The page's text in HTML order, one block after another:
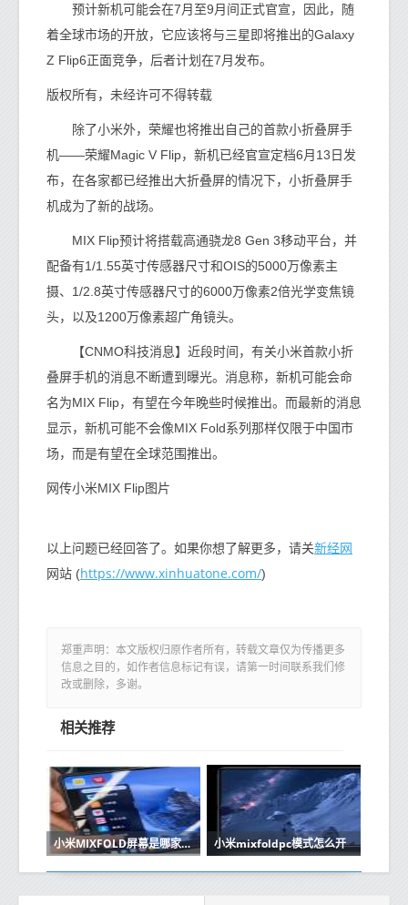
预计新机可能会在7月至9月间正式官宣，因此，随
着全球市场的开放，它应该将与三星即将推出的Galaxy
Z Flip6正面竞争，后者计划在7月发布。
版权所有，未经许可不得转载
除了小米外，荣耀也将推出自己的首款小折叠屏手
机——荣耀Magic V Flip，新机已经官宣定档6月13日发
布，在各家都已经推出大折叠屏的情况下，小折叠屏手
机成为了新的战场。
MIX Flip预计将搭载高通骁龙8 Gen 3移动平台，并
配备有1/1.55英寸传感器尺寸和OIS的5000万像素主
摄、1/2.8英寸传感器尺寸的6000万像素2倍光学变焦镜
头，以及1200万像素超广角镜头。
【CNMO科技消息】近段时间，有关小米首款小折
叠屏手机的消息不断遭到曝光。消息称，新机可能会命
名为MIX Flip，有望在今年晚些时候推出。而最新的消息
显示，新机可能不会像MIX Fold系列那样仅限于中国市
场，而是有望在全球范围推出。
网传小米MIX Flip图片
以上问题已经回答了。如果你想了解更多，请关新经网
网站 (https://www.xinhuatone.com/)
郑重声明：本文版权归原作者所有，转载文章仅为传播更多
信息之目的，如作者信息标记有误，请第一时间联系我们修
改或删除，多谢。
相关推荐
小米MIXFOLD屏幕是哪家的 小米mixfoldpc模式怎么开